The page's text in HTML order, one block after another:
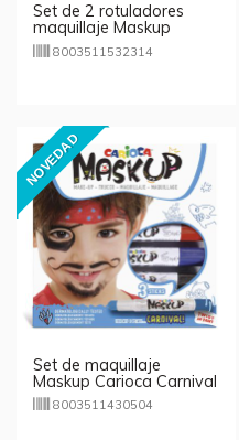
Set de 2 rotuladores
maquillaje Maskup
Carioca
8003511532314
NOVEDAD
Set de maquillaje
Maskup Carioca Carnival
8003511430504